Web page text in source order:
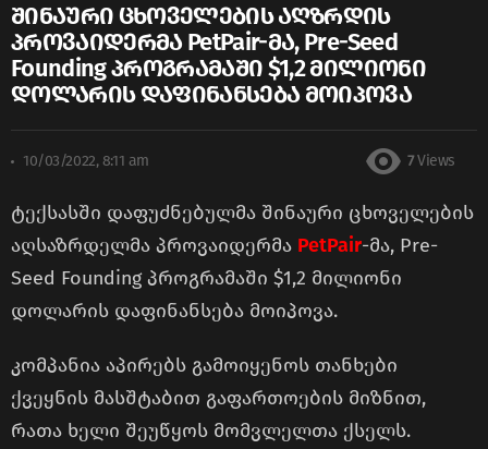
შინაური ცხოველების აღზრდის
პროვაიდერმა PetPair-მა, Pre-Seed
Founding პროგრამაში $1,2 მილიონი
დოლარის დაფინანსება მოიპოვა
10/03/2022, 8:11 am 7 Views
ტექსასში დაფუძნებულმა შინაური ცხოველების
აღსაზრდელმა პროვაიდერმა PetPair-მა, Pre-
Seed Founding პროგრამაში $1,2 მილიონი
დოლარის დაფინანსება მოიპოვა.
კომპანია აპირებს გამოიყენოს თანხები
ქვეყნის მასშტაბით გაფართოების მიზნით,
რათა ხელი შეუწყოს მომვლელთა ქსელს.